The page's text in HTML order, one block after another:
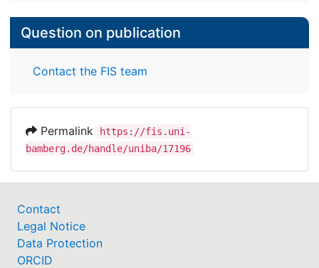
Question on publication
Contact the FIS team
Permalink
https://fis.uni-
bamberg.de/handle/uniba/17196
Contact
Legal Notice
Data Protection
ORCID